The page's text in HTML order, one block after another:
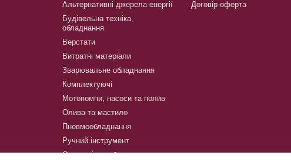
Альтернативні джерела енергії
Будівельна техніка,
обладнання
Верстати
Витратні матеріали
Зварювальне обладнання
Комплектуючі
Мотопомпи, насоси та полив
Олива та мастило
Пневмообладнання
Ручний інструмент
Сантехнічне обладнання
Договір-оферта